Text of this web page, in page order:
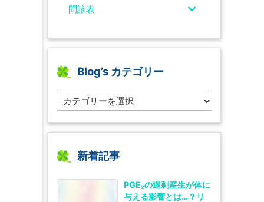
問診表
Blog’s カテゴリー
l
g’s
テ
リ
新着記事
PGE₂の過剰産生が体に
与える影響とは…？リ